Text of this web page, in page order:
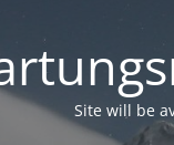
Site will be